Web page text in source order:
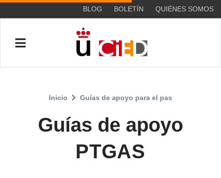
BLOG BOLETÍN QUIÉNES SOMOS
PTGAS
Guías de apoyo
Inicio Guías de apoyo para el pas